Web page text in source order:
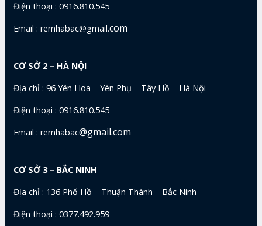
Điện thoại : 0916.810.545
Email : remhabac@gmail.com
CƠ SỞ 2 – HÀ NỘI
Địa chỉ : 96 Yên Hoa – Yên Phụ – Tây Hồ – Hà Nội
Điện thoại : 0916.810.545
Email : remhabac@gmail.com
CƠ SỞ 3 – BẮC NINH
Địa chỉ : 136 Phố Hồ – Thuận Thành – Bắc Ninh
Điện thoại : 0377.492.959